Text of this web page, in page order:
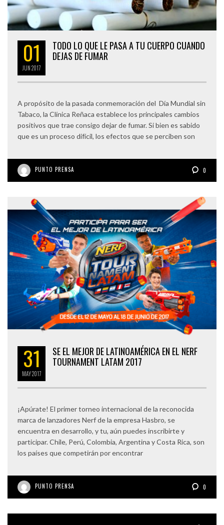
01
JUN2017
TODO LO QUE LE PASA A TU CUERPO CUANDO
DEJAS DE FUMAR
A propósito de la pasada conmemoración del Día Mundial sin
Tabaco, la Clínica Reñaca establece los principales cambios
positivos que trae consigo dejar de fumar. Si bien es sabido
que es un proceso difícil, los efectos que se perciben son
PUNTO PRENSA 0
31
MAY2017
SE EL MEJOR DE LATINOAMÉRICA EN EL NERF
TOURNAMENT LATAM 2017
¡Apúrate! El primer torneo internacional de la reconocida
marca de lanzadores Nerf de la empresa Hasbro, se
encuentra en desarrollo, y tu, aún puedes inscribirte y
participar. Chile, Perú, Colombia, Argentina y Costa Rica, son
los países que competirán por encontrar
PUNTO PRENSA 0